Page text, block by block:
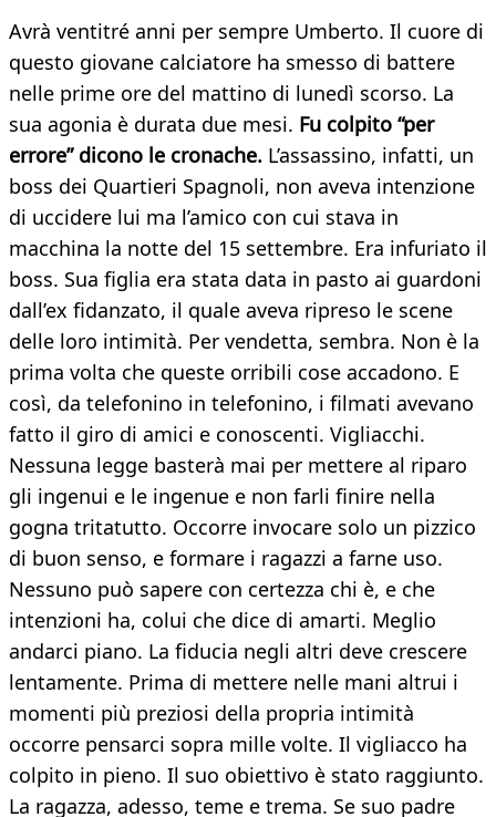
Avrà ventitré anni per sempre Umberto. Il cuore di
questo giovane calciatore ha smesso di battere
nelle prime ore del mattino di lunedì scorso. La
sua agonia è durata due mesi. Fu colpito “per
errore” dicono le cronache. L’assassino, infatti, un
boss dei Quartieri Spagnoli, non aveva intenzione
di uccidere lui ma l’amico con cui stava in
macchina la notte del 15 settembre. Era infuriato il
boss. Sua figlia era stata data in pasto ai guardoni
dall’ex fidanzato, il quale aveva ripreso le scene
delle loro intimità. Per vendetta, sembra. Non è la
prima volta che queste orribili cose accadono. E
così, da telefonino in telefonino, i filmati avevano
fatto il giro di amici e conoscenti. Vigliacchi.
Nessuna legge basterà mai per mettere al riparo
gli ingenui e le ingenue e non farli finire nella
gogna tritatutto. Occorre invocare solo un pizzico
di buon senso, e formare i ragazzi a farne uso.
Nessuno può sapere con certezza chi è, e che
intenzioni ha, colui che dice di amarti. Meglio
andarci piano. La fiducia negli altri deve crescere
lentamente. Prima di mettere nelle mani altrui i
momenti più preziosi della propria intimità
occorre pensarci sopra mille volte. Il vigliacco ha
colpito in pieno. Il suo obiettivo è stato raggiunto.
La ragazza, adesso, teme e trema. Se suo padre